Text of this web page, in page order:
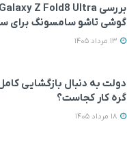
گوشی تاشو سامسونگ برای سال
دولت به دنبال بازگشایی
گره کار کجاست؟